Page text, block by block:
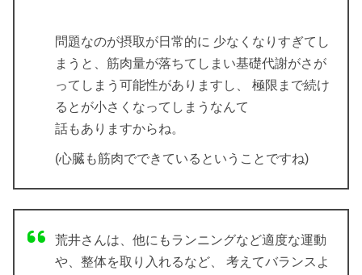
問題なのが摂取が日常的に 少なくなりすぎてし
まうと、筋肉量が落ちてしまい基礎代謝がさが
ってしまう可能性がありますし、 極限まで続け
るとが小さくなってしまうなんて
話もありますからね。
(心臓も筋肉でできているということですね)
荒井さんは、他にもランニングなど適度な運動
や、整体を取り入れるなど、 考えてバランスよ